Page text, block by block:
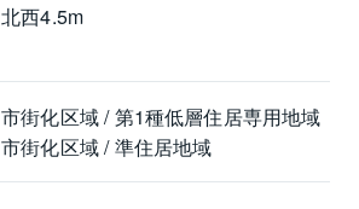
北西4.5m
市街化区域 / 第1種低層住居専用地域
市街化区域 / 準住居地域